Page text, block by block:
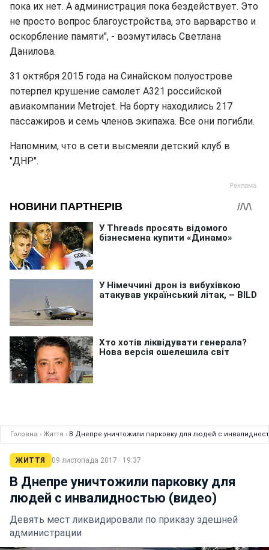
пока их нет. А администрация пока бездействует. Это
не просто вопрос благоустройства, это варварство и
оскорбление памяти", - возмутилась Светлана
Данилова.
31 октября 2015 года на Синайском полуострове
потерпел крушение самолет A321 российской
авиакомпании Metrojet. На борту находились 217
пассажиров и семь членов экипажа. Все они погибли.
Напомним, что в сети высмеяли детский клуб в
"ДНР".
Головна › Життя › В Днепре уничтожили парковку для людей с
ЖИТТЯ 09 листопада 2017 · 19:37
В Днепре уничтожили парковку для
людей с инвалидностью (видео)
Девять мест ликвидировали по приказу здешней
администрации